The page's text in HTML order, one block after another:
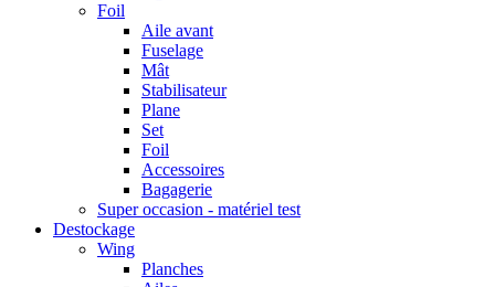
Foil
Aile avant
Fuselage
Mât
Stabilisateur
Plane
Set
Foil
Accessoires
Bagagerie
Super occasion - matériel test
Destockage
Wing
Planches